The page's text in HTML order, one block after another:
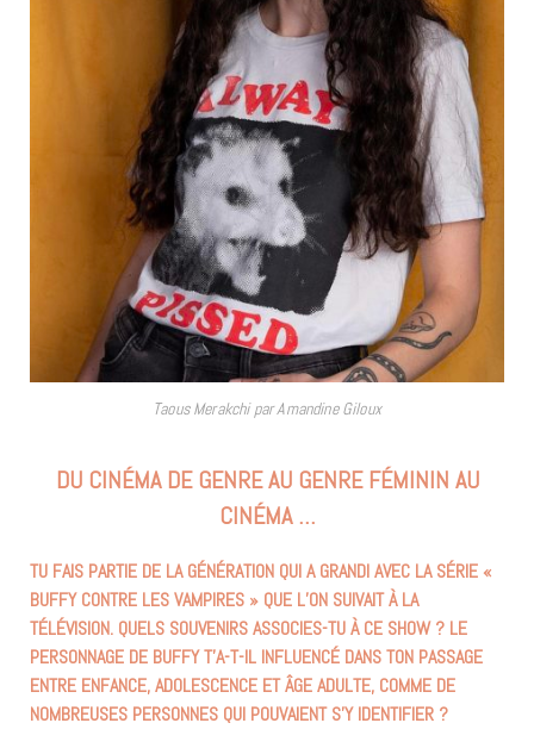
Taous Merakchi par Amandine Giloux
DU CINÉMA DE GENRE AU GENRE FÉMININ AU
CINÉMA …
TU FAIS PARTIE DE LA GÉNÉRATION QUI A GRANDI AVEC LA SÉRIE «
BUFFY CONTRE LES VAMPIRES » QUE L’ON SUIVAIT À LA
TÉLÉVISION. QUELS SOUVENIRS ASSOCIES-TU À CE SHOW ? LE
PERSONNAGE DE BUFFY T’A-T-IL INFLUENCÉ DANS TON PASSAGE
ENTRE ENFANCE, ADOLESCENCE ET ÂGE ADULTE, COMME DE
NOMBREUSES PERSONNES QUI POUVAIENT S’Y IDENTIFIER ?